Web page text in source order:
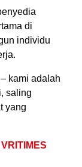
di
individu
kami adalah
saling
yang
VRITIMES